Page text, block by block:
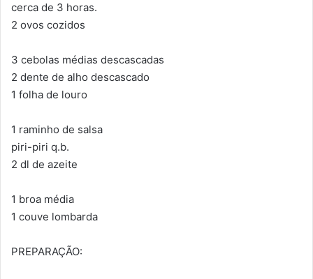
cerca de 3 horas.
2 ovos cozidos
3 cebolas médias descascadas
2 dente de alho descascado
1 folha de louro
1 raminho de salsa
piri-piri q.b.
2 dl de azeite
1 broa média
1 couve lombarda
PREPARAÇÃO: